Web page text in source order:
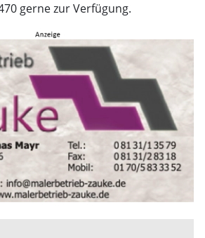
gerne zur Verfügung.